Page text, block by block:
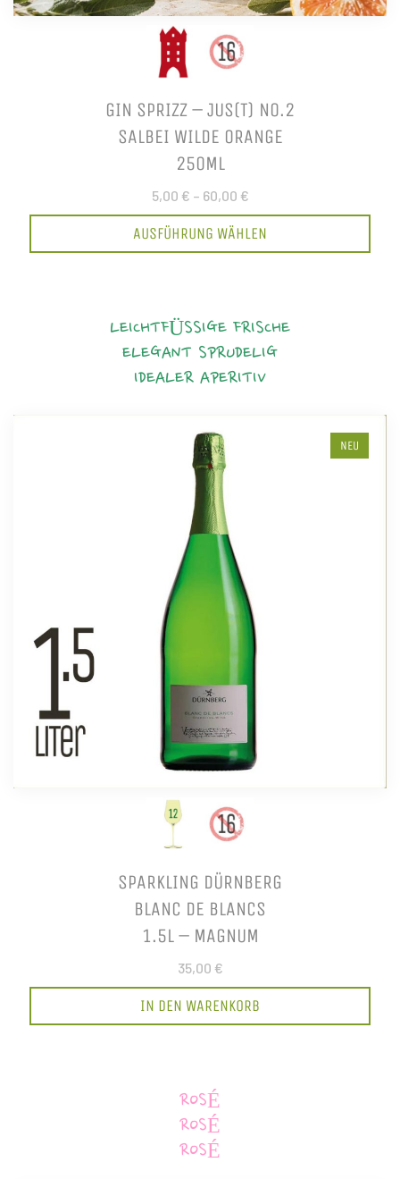
GIN SPRIZZ – JUS(T) NO.2
SALBEI WILDE ORANGE
250ML
5,00 € – 60,00 €
AUSFÜHRUNG WÄHLEN
LEICHTFÜSSIGE FRISCHE
ELEGANT SPRUDELIG
IDEALER APERITIV
NEU
SPARKLING DÜRNBERG
BLANC DE BLANCS
1.5L – MAGNUM
35,00 €
IN DEN WARENKORB
ROSÉ
ROSÉ
ROSÉ